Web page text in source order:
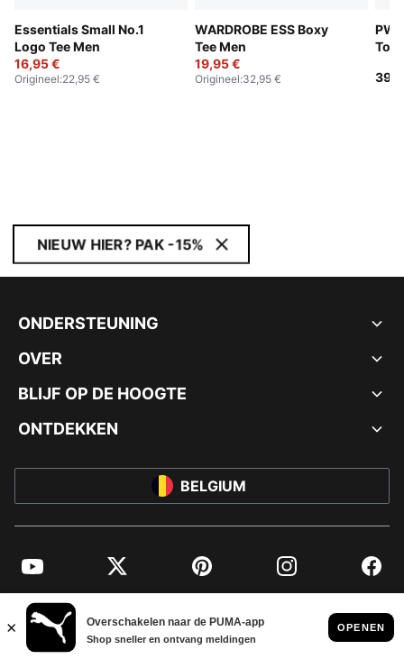
Essentials Small No.1
Logo Tee Men
16,95 €
Origineel:22,95 €
WARDROBE ESS Boxy
Tee Men
19,95 €
Origineel:32,95 €
Top
NIEUW HIER? PAK -15%
ONDERSTEUNING
OVER
BLIJF OP DE HOOGTE
ONTDEKKEN
BELGIUM
YouTube Twitter Pinterest Instagram
© PUMA EUROPE GMBH, 2026. ALLE RECHTEN VOORBEHOUDEN
BEDRIJFSGEGEVENS EN JURIDISCHE GEGEVENS